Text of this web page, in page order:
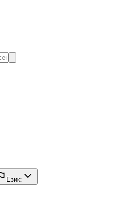
Език: